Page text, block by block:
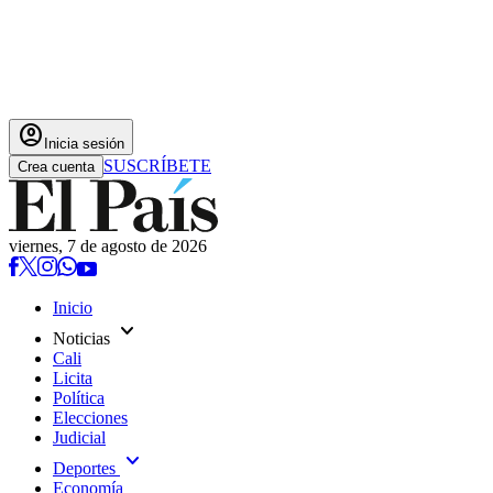
account_circle Inicia sesión
Crea cuenta SUSCRÍBETE
viernes, 7 de agosto de 2026
Inicio
Noticias expand_more
Cali
Licita
Política
Elecciones
Judicial
Deportes expand_more
Economía